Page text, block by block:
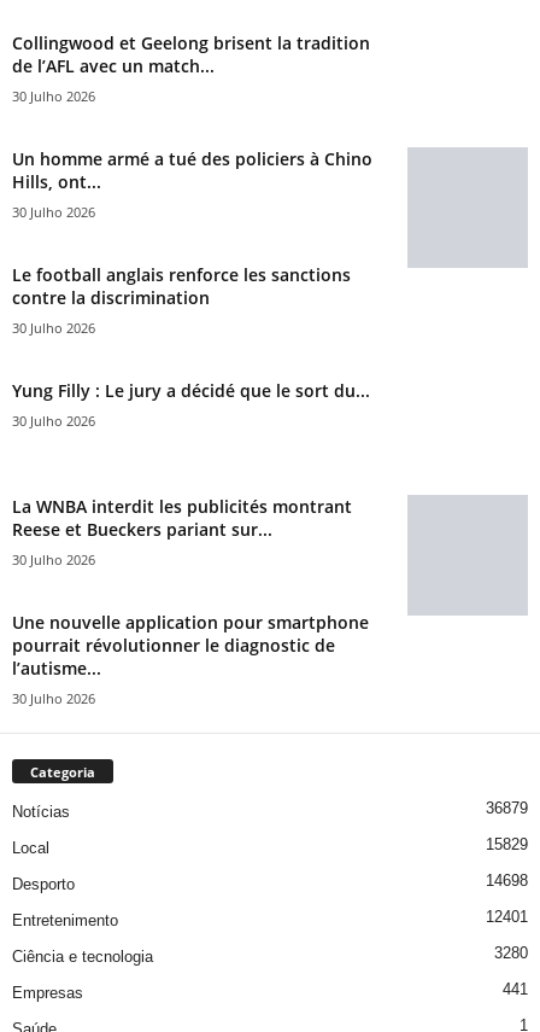
Collingwood et Geelong brisent la tradition
de l’AFL avec un match...
30 Julho 2026
Un homme armé a tué des policiers à Chino
Hills, ont...
30 Julho 2026
Le football anglais renforce les sanctions
contre la discrimination
30 Julho 2026
Yung Filly : Le jury a décidé que le sort du...
30 Julho 2026
La WNBA interdit les publicités montrant
Reese et Bueckers pariant sur...
30 Julho 2026
Une nouvelle application pour smartphone
pourrait révolutionner le diagnostic de
l’autisme...
30 Julho 2026
Categoria
Notícias 36879
Local 15829
Desporto 14698
Entretenimento 12401
Ciência e tecnologia 3280
Empresas 441
1